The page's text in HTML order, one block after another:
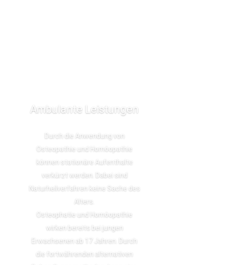
Ambulante Leistungen
Durch die Anwendung von
Osteopathie und Homöopathie
können stationäre Aufenthalte
verkürzt werden. Dabei sind
Naturheilverfahren keine Sache des
Alters.
Osteophatie und Homöopathie
wirken bereits bei jungen
Erwachsenen ab 17 Jahren. Durch
die fortwährenden alternativen